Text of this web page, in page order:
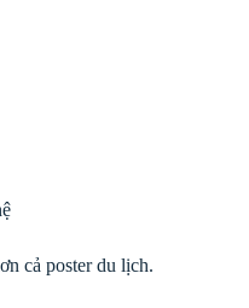
cả poster du lịch.